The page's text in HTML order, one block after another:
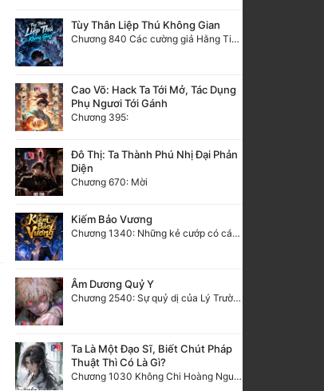
Tùy Thân Liệp Thú Không Gian
Chương 840 Các cường giả Hằng Tinh cấp khác đâu?
Cao Võ: Hack Ta Tới Mở, Tác Dụng
Phụ Ngươi Tới Gánh
Chương 395:
Đô Thị: Ta Thành Phú Nhị Đại Phản
Diện
Chương 670: Mời
Kiếm Bảo Vương
Chương 1340: Những kẻ cướp có cánh
Âm Dương Quỷ Y
Chương 2540: Sự quỷ dị của Lý Trường Phong
Ta Là Một Đạo Sĩ, Biết Chút Pháp
Thuật Thì Có Là Gì?
Chương 1030 Không Chi Hoàng Nguyên Đại Hư